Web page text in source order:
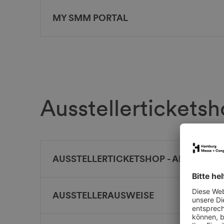
MY SMM PORTAL
AUSSTELLERTICKETSHOP - ALLGEMEIN
AUSSTELLERAUSWEISE